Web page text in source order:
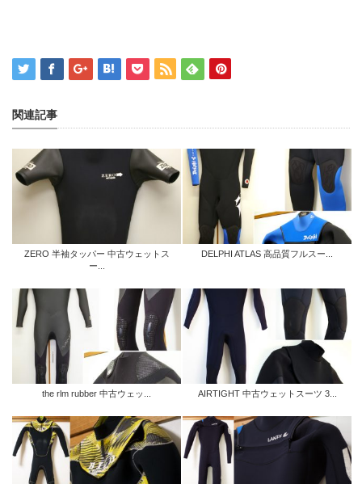
関連記事
ZERO 半袖タッパー 中古ウェットス
ー...
DELPHI ATLAS 高品質フルスー...
the rlm rubber 中古ウェッ... AIRTIGHT 中古ウェットスーツ 3...